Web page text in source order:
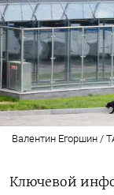
Валентин Егоршин /
Ключевой